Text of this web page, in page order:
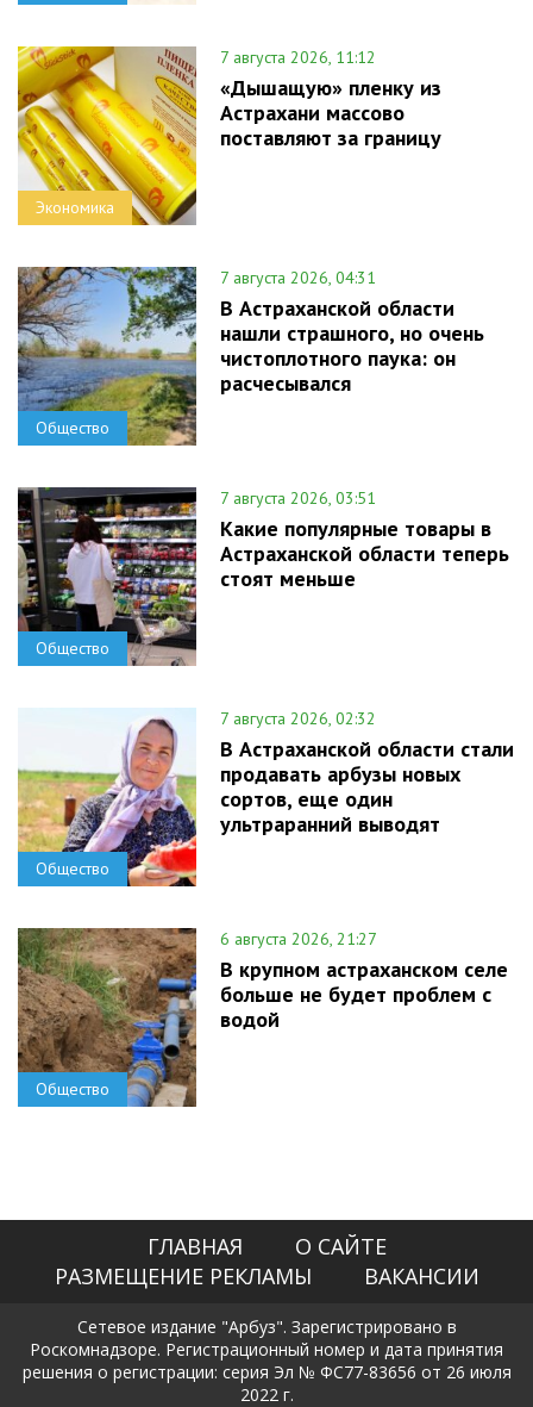
Экономика
7 августа 2026, 11:12
«Дышащую» пленку из
Астрахани массово
поставляют за границу
Общество
7 августа 2026, 04:31
В Астраханской области
нашли страшного, но очень
чистоплотного паука: он
расчесывался
Общество
7 августа 2026, 03:51
Какие популярные товары в
Астраханской области теперь
стоят меньше
Общество
7 августа 2026, 02:32
В Астраханской области стали
продавать арбузы новых
сортов, еще один
ультраранний выводят
Общество
6 августа 2026, 21:27
В крупном астраханском селе
больше не будет проблем с
водой
ГЛАВНАЯ
О САЙТЕ
РАЗМЕЩЕНИЕ РЕКЛАМЫ
ВАКАНСИИ
Сетевое издание "Арбуз". Зарегистрировано в
Роскомнадзоре. Регистрационный номер и дата принятия
решения о регистрации: серия Эл № ФС77-83656 от 26 июля
2022 г.